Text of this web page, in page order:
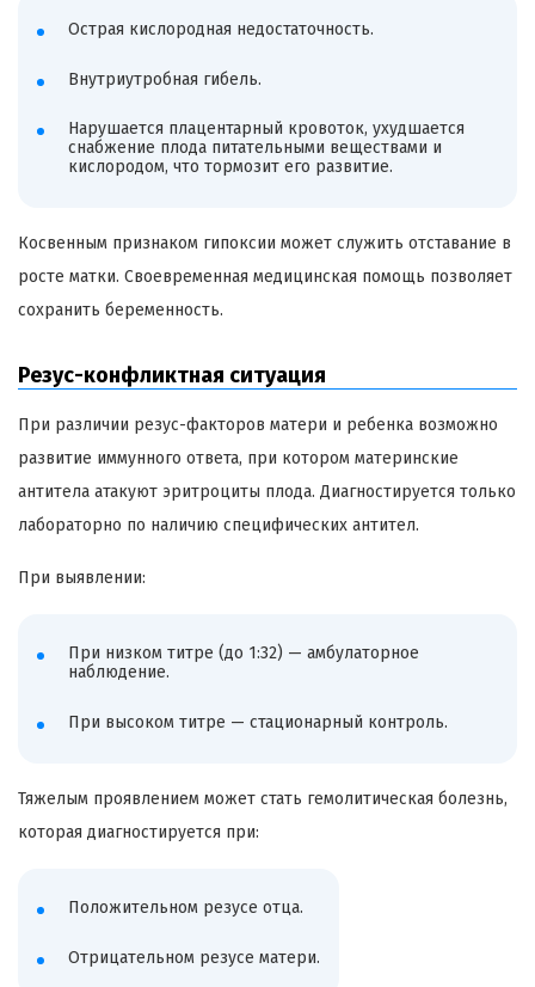
Острая кислородная недостаточность.
Внутриутробная гибель.
Нарушается плацентарный кровоток, ухудшается
снабжение плода питательными веществами и
кислородом, что тормозит его развитие.
Косвенным признаком гипоксии может служить отставание в
росте матки. Своевременная медицинская помощь позволяет
сохранить беременность.
Резус-конфликтная ситуация
При различии резус-факторов матери и ребенка возможно
развитие иммунного ответа, при котором материнские
антитела атакуют эритроциты плода. Диагностируется только
лабораторно по наличию специфических антител.
При выявлении:
При низком титре (до 1:32) — амбулаторное
наблюдение.
При высоком титре — стационарный контроль.
Тяжелым проявлением может стать гемолитическая болезнь,
которая диагностируется при:
Положительном резусе отца.
Отрицательном резусе матери.